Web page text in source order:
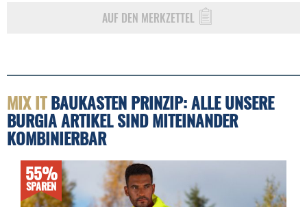
AUF DEN MERKZETTEL
MIX ITBAUKASTEN PRINZIP: ALLE UNSERE
BURGIA ARTIKEL SIND MITEINANDER
KOMBINIERBAR
55%
SPAREN